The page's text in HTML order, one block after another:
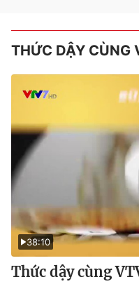
THỨC DẬY CÙNG
38:10
Thức dậy cùng